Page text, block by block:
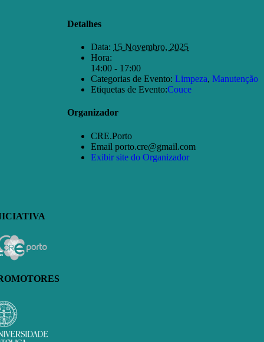
Detalhes
Data: 15 Novembro, 2025
Hora:
14:00 - 17:00
Categorias de Evento: Limpeza, Manutenção
Etiquetas de Evento:Couce
Organizador
CRE.Porto
Email porto.cre@gmail.com
Exibir site do Organizador